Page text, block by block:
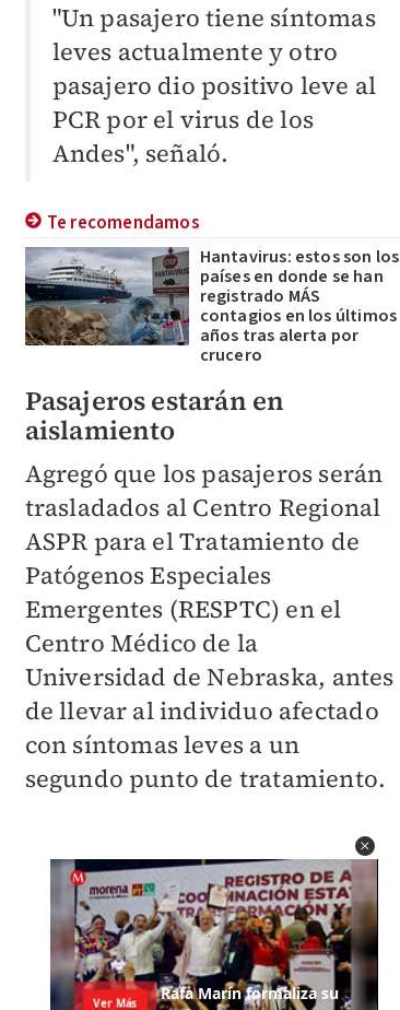
"Un pasajero tiene síntomas
leves actualmente y otro
pasajero dio positivo leve al
PCR por el virus de los
Andes", señaló.
Te recomendamos
Hantavirus: estos son los
países en donde se han
registrado MÁS
contagios en los últimos
años tras alerta por
crucero
Pasajeros estarán en
aislamiento
Agregó que los pasajeros serán
trasladados al Centro Regional
ASPR para el Tratamiento de
Patógenos Especiales
Emergentes (RESPTC) en el
Centro Médico de la
Universidad de Nebraska, antes
de llevar al individuo afectado
con síntomas leves a un
segundo punto de tratamiento.